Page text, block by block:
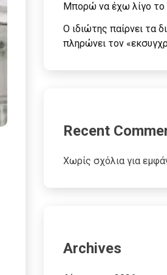
Μπορώ να έχω λίγο το
Ο ιδιώτης παίρνει τα
πληρώνει τον
Recent
Χωρίς σχόλια για
Archives